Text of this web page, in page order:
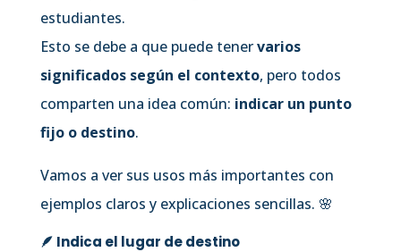
estudiantes.
Esto se debe a que puede tenervarios
significados según el contexto, pero todos
comparten una idea común: indicar un punto
fijo o destino.
Vamos a ver sus usos más importantes con
ejemplos claros y explicaciones sencillas. 🌸
🪶 Indica el lugar de destino